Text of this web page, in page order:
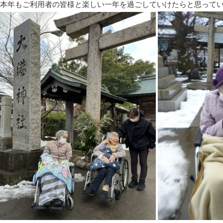
本年もご利用者の皆様と楽しい一年を過ごしていけたらと思って